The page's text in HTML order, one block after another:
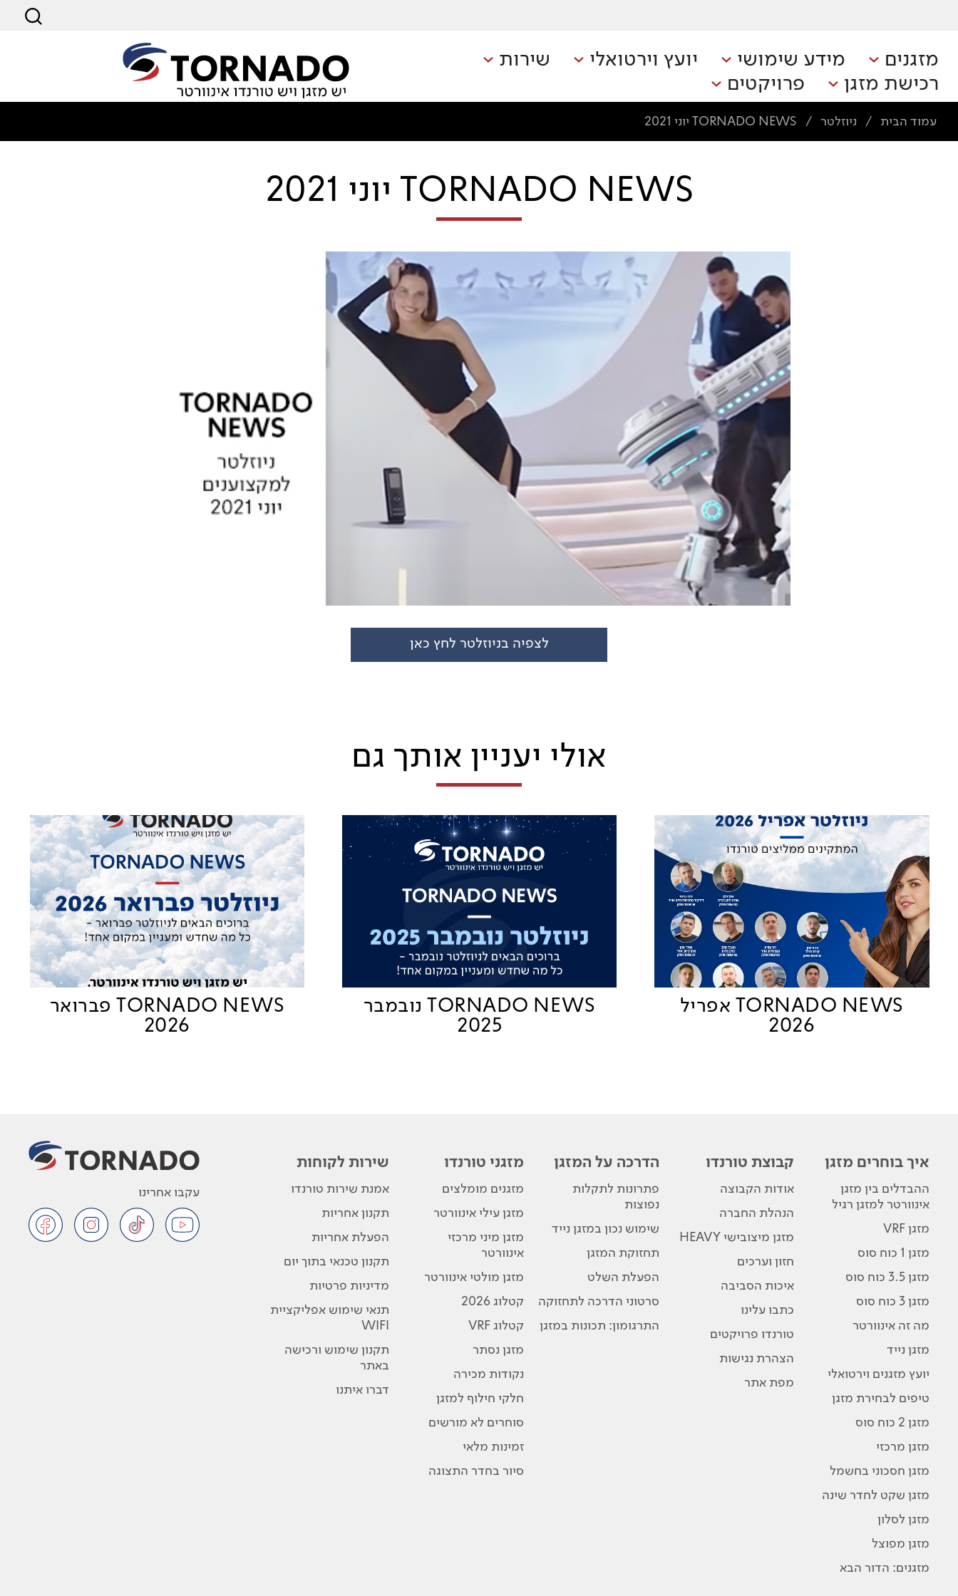
מזגנים מידע שימושי יועץ וירטואלי
שירות
רכישת מזגן
פרויקטים
עמוד הבית / ניוזלטר / TORNADO NEWS יוני 2021
TORNADO NEWS יוני 2021
לצפיה בניוזלטר לחץ כאן
אולי יעניין אותך גם
TORNADO NEWS אפריל
2026
TORNADO NEWS נובמבר
2025
TORNADO NEWS פברואר
2026
איך בוחרים מזגן
ההבדלים בין מזגן
אינוורטר למזגן רגיל
מזגן VRF
מזגן 1 כוח סוס
מזגן 3.5 כוח סוס
מזגן 3 כוח סוס
מה זה אינוורטר
מזגן נייד
יועץ מזגנים וירטואלי
טיפים לבחירת מזגן
מזגן 2 כוח סוס
מזגן מרכזי
מזגן חסכוני בחשמל
מזגן שקט לחדר שינה
מזגן לסלון
מזגן מפוצל
מזגנים: הדור הבא
קבוצת טורנדו
אודות הקבוצה
הנהלת החברה
מזגן מיצובישי HEAVY
חזון וערכים
איכות הסביבה
כתבו עלינו
טורנדו פרויקטים
הצהרת נגישות
מפת אתר
הדרכה על המזגן
פתרונות לתקלות
נפוצות
שימוש נכון במזגן נייד
תחזוקת המזגן
הפעלת השלט
סרטוני הדרכה לתחזוקה
התרגומון: תכונות במזגן
מזגני טורנדו
מזגנים מומלצים
מזגן עילי אינוורטר
מזגן מיני מרכזי
אינוורטר
מזגן מולטי אינוורטר
קטלוג 2026
קטלוג VRF
מזגן נסתר
נקודות מכירה
חלקי חילוף למזגן
סוחרים לא מורשים
זמינות מלאי
סיור בחדר התצוגה
שירות לקוחות
אמנת שירות טורנדו
תקנון אחריות
הפעלת אחריות
תקנון טכנאי בתוך יום
מדיניות פרטיות
תנאי שימוש אפליקציית
WIFI
תקנון שימוש ורכישה
באתר
דברו איתנו
עקבו אחרינו